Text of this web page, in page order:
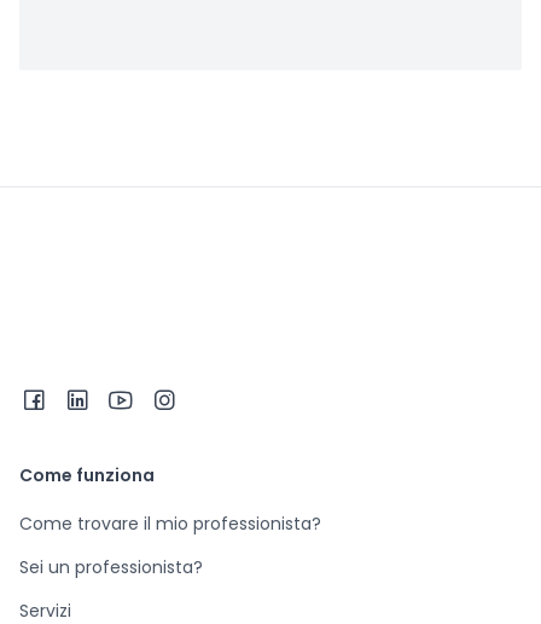
Come funziona
Come trovare il mio professionista?
Sei un professionista?
Servizi